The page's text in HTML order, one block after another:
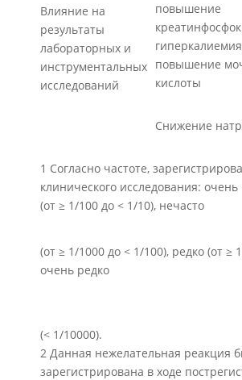
Влияние на
результаты
лабораторных и
инструментальных
исследований
повышение
повышение
кислоты
Снижение
1 Согласно частоте,
клинического исследования: очень
(от ≥ 1/100 до < 1/10), нечасто
(от ≥ 1/1000 до < 1/100), редко (от ≥
очень редко
(< 1/10000).
2 Данная нежелательная реакция
зарегистрирована в ходе